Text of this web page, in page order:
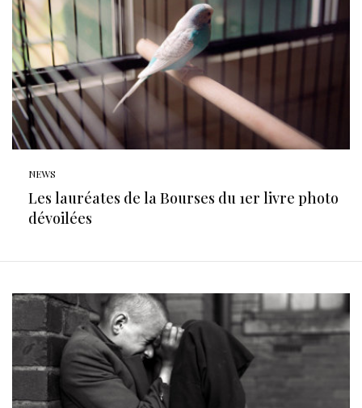
NEWS
Les lauréates de la Bourses du 1er livre photo
dévoilées